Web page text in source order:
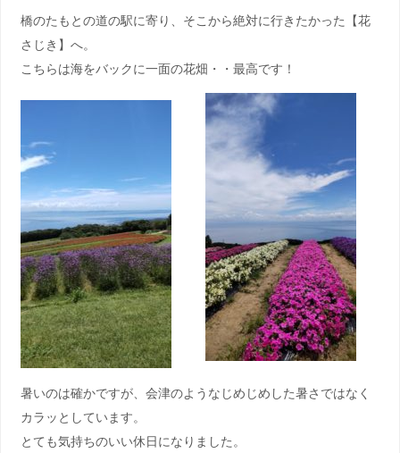
橋のたもとの道の駅に寄り、そこから絶対に行きたかった【花
さじき】へ。
こちらは海をバックに一面の花畑・・最高です！
暑いのは確かですが、会津のようなじめじめした暑さではなく
カラッとしています。
とても気持ちのいい休日になりました。